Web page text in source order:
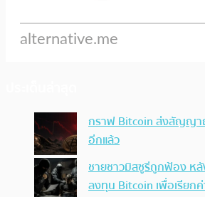
กราฟ Bitcoin ส่งสัญญา
อีกแล้ว
ชายชาวมิสซูรีถูกฟ้อง ห
ลงทุน Bitcoin เพื่อเรียกค่